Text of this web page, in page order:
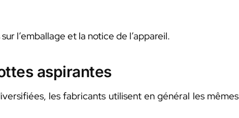
l’emballage et la notice de l’appareil.
aspirantes
les fabricants utilisent en général les mêmes